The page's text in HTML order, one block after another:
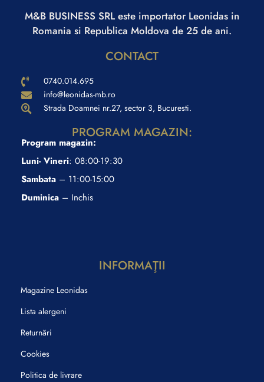
M&B BUSINESS SRL este importator Leonidas in
Romania si Republica Moldova de 25 de ani.
CONTACT
0740.014.695
info@leonidas-mb.ro
Strada Doamnei nr.27, sector 3, Bucuresti.
PROGRAM MAGAZIN:
Program magazin:
Luni- Vineri: 08:00-19:30
Sambata – 11:00-15:00
Duminica – Inchis
INFORMAŢII
Magazine Leonidas
Lista alergeni
Returnări
Cookies
Politica de livrare